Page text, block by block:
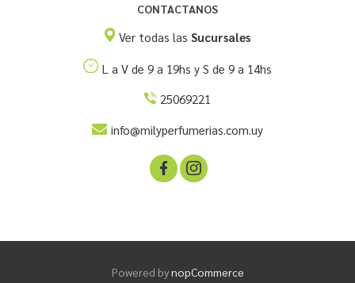
CONTACTANOS
Ver todas las Sucursales
L a V de 9 a 19hs y S de 9 a 14hs
25069221
info@milyperfumerias.com.uy
Powered bynopCommerce